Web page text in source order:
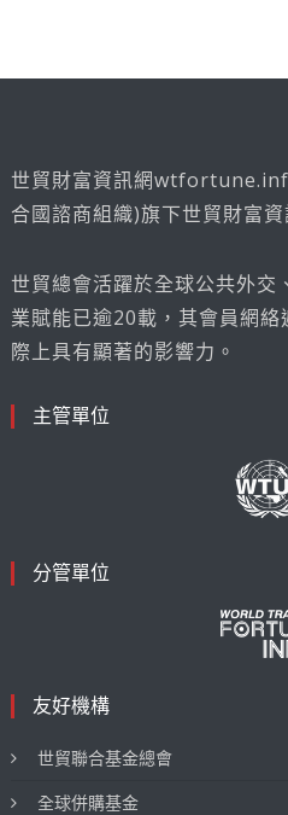
世貿財富資訊網
合國諮商組織)旗下世貿財富
世貿總會活躍於全球公共外交
業賦能已逾20載，其會員網
際上具有顯著的影響力。
主管單位
分管單位
友好機構
世貿聯合基金總會
全球併購基金